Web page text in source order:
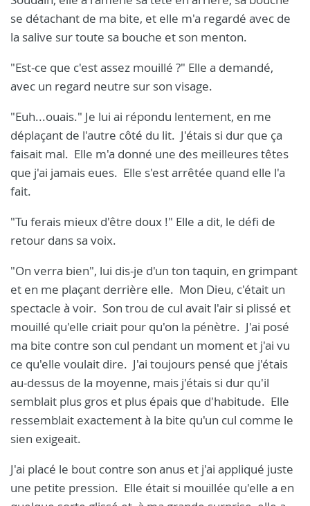
se détachant de ma bite, et elle m'a regardé avec de
la salive sur toute sa bouche et son menton.
"Est-ce que c'est assez mouillé ?" Elle a demandé,
avec un regard neutre sur son visage.
"Euh...ouais." Je lui ai répondu lentement, en me
déplaçant de l'autre côté du lit. J'étais si dur que ça
faisait mal. Elle m'a donné une des meilleures têtes
que j'ai jamais eues. Elle s'est arrêtée quand elle l'a
fait.
"Tu ferais mieux d'être doux !" Elle a dit, le défi de
retour dans sa voix.
"On verra bien", lui dis-je d'un ton taquin, en grimpant
et en me plaçant derrière elle. Mon Dieu, c'était un
spectacle à voir. Son trou de cul avait l'air si plissé et
mouillé qu'elle criait pour qu'on la pénètre. J'ai posé
ma bite contre son cul pendant un moment et j'ai vu
ce qu'elle voulait dire. J'ai toujours pensé que j'étais
au-dessus de la moyenne, mais j'étais si dur qu'il
semblait plus gros et plus épais que d'habitude. Elle
ressemblait exactement à la bite qu'un cul comme le
sien exigeait.
J'ai placé le bout contre son anus et j'ai appliqué juste
une petite pression. Elle était si mouillée qu'elle a en